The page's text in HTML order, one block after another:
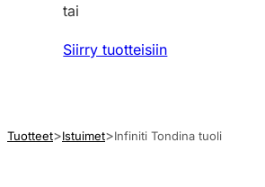
tai
Siirry tuotteisiin
Tuotteet Istuimet Infiniti Tondina tuoli